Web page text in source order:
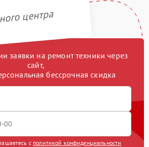
центра
заявки на ремонт техники через
сайт,
бессрочная скидка
с политикой конфиденциальности